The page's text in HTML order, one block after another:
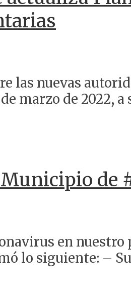
las nuevas
marzo de 2022, a
Municipio
en
lo siguiente: –